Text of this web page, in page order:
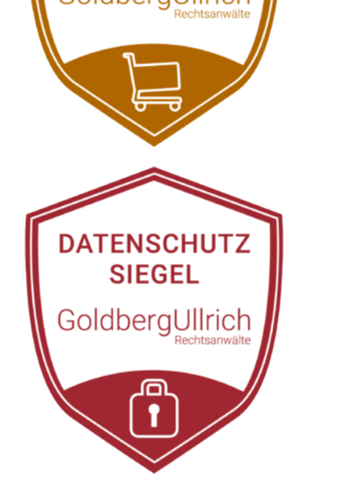
Ellenhausen:
↗️GoldbergUllrich
Rechtsanwälte -
✓Datenschutzrecht,
Markenrecht, IT-Recht,
Wirtschaftsrecht